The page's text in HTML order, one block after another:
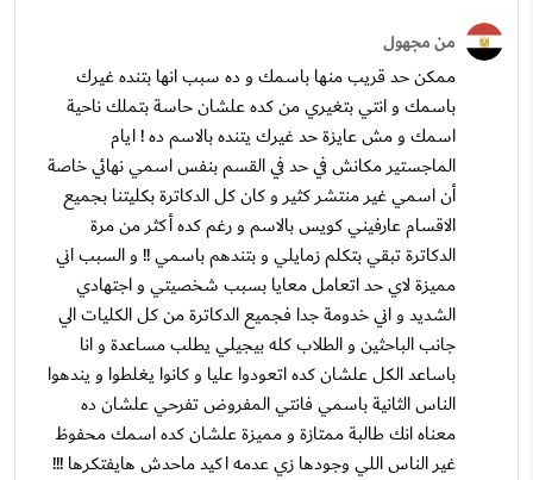
من مجهول
ممكن حد قريب منها باسمك و ده سبب انها بتنده غيرك
باسمك و انتي بتغيري من كده علشان حاسة بتملك ناحية
اسمك و مش عايزة حد غيرك يتنده بالاسم ده ! ايام
الماجستير مكانش في حد في القسم بنفس اسمي نهائي خاصة
أن اسمي غير منتشر كثير و كان كل الدكاترة بكليتنا بجميع
الاقسام عارفيني كويس بالاسم و رغم كده أكثر من مرة
الدكاترة تبقي بتكلم زمايلي و بتندهم باسمي !! و السبب اني
مميزة لاي حد اتعامل معايا بسبب شخصيتي و اجتهادي
الشديد و اني خدومة جدا فجميع الدكاترة من كل الكليات الي
جانب الباحثين و الطلاب كله بيجيلي يطلب مساعدة و انا
باساعد الكل علشان كده اتعودوا عليا و كانوا يغلطوا و يندهوا
الناس الثانية باسمي فانتي المفروض تفرحي علشان ده
معناه انك طالبة ممتازة و مميزة علشان كده اسمك محفوظ
غير الناس اللي وجودها زي عدمه اكيد ماحدش هايفتكرها !!!